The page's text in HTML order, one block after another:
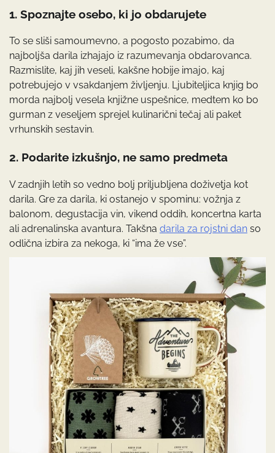
1. Spoznajte osebo, ki jo obdarujete
To se sliši samoumevno, a pogosto pozabimo, da
najboljša darila izhajajo iz razumevanja obdarovanca.
Razmislite, kaj jih veseli, kakšne hobije imajo, kaj
potrebujejo v vsakdanjem življenju. Ljubiteljica knjig bo
morda najbolj vesela knjižne uspešnice, medtem ko bo
gurman z veseljem sprejel kulinarični tečaj ali paket
vrhunskih sestavin.
2. Podarite izkušnjo, ne samo predmeta
V zadnjih letih so vedno bolj priljubljena doživetja kot
darila. Gre za darila, ki ostanejo v spominu: vožnja z
balonom, degustacija vin, vikend oddih, koncertna karta
ali adrenalinska avantura. Takšna darila za rojstni dan so
odlična izbira za nekoga, ki “ima že vse”.